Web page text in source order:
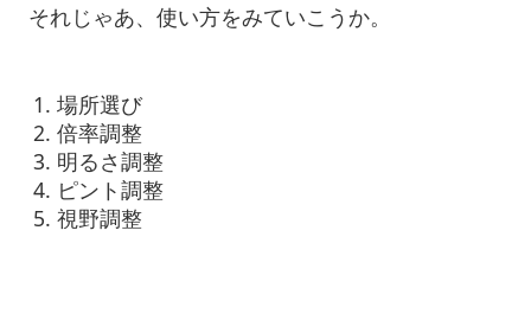
それじゃあ、使い方をみていこうか。
場所選び
倍率調整
明るさ調整
ピント調整
視野調整